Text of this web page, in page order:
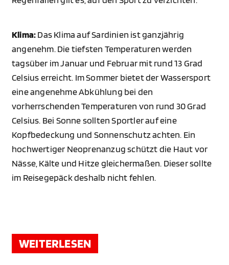
Klima:Das Klima auf Sardinien ist ganzjährig
angenehm. Die tiefsten Temperaturen werden
tagsüber im Januar und Februar mit rund 13 Grad
Celsius erreicht. Im Sommer bietet der Wassersport
eine angenehme Abkühlung bei den
vorherrschenden Temperaturen von rund 30 Grad
Celsius. Bei Sonne sollten Sportler auf eine
Kopfbedeckung und Sonnenschutz achten. Ein
hochwertiger Neoprenanzug schützt die Haut vor
Nässe, Kälte und Hitze gleichermaßen. Dieser sollte
im Reisegepäck deshalb nicht fehlen.
WEITERLESEN